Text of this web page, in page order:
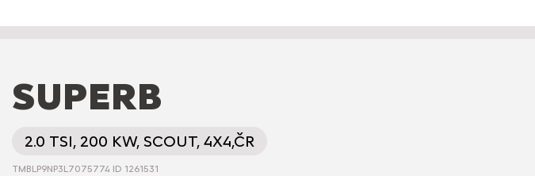
SUPERB
2.0 TSI, 200 KW, SCOUT, 4X4,ČR
TMBLP9NP3L7075774 ID 1261531